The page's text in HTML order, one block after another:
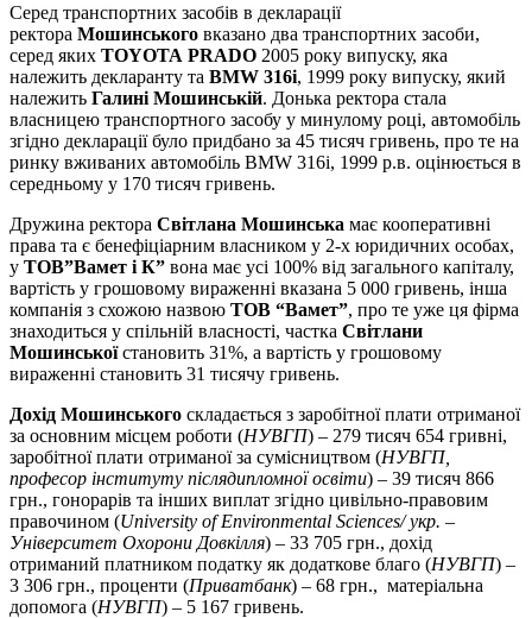
Серед транспортних засобів в декларації
ректора Мошинського вказано два транспортних засоби,
серед яких TOYOTA PRADO 2005 року випуску, яка
належить декларанту та BMW 316i, 1999 року випуску, який
належить Галині Мошинській. Донька ректора стала
власницею транспортного засобу у минулому році, автомобіль
згідно декларації було придбано за 45 тисяч гривень, про те на
ринку вживаних автомобіль BMW 316i, 1999 р.в. оцінюється в
середньому у 170 тисяч гривень.
Дружина ректора Світлана Мошинська має кооперативні
права та є бенефіціарним власником у 2-х юридичних особах,
у ТОВ”Вамет і К” вона має усі 100% від загального капіталу,
вартість у грошовому вираженні вказана 5 000 гривень, інша
компанія з схожою назвою ТОВ “Вамет”, про те уже ця фірма
знаходиться у спільній власності, частка Світлани
Мошинськоїстановить 31%, а вартість у грошовому
вираженні становить 31 тисячу гривень.
Дохід Мошинського складається з заробітної плати отриманої
за основним місцем роботи (НУВГП) – 279 тисяч 654 гривні,
заробітної плати отриманої за сумісництвом (НУВГП,
професор інституту післядипломної освіти) – 39 тисяч 866
грн., гонорарів та інших виплат згідно цивільно-правовим
правочином (University of Environmental Sciences/ укр. –
Університет Охорони Довкілля) – 33 705 грн., дохід
отриманий платником податку як додаткове благо (НУВГП) –
3 306 грн., проценти (Приватбанк) – 68 грн., матеріальна
допомога (НУВГП) – 5 167 гривень.